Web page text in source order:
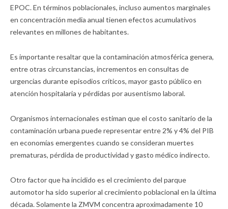
EPOC. En términos poblacionales, incluso aumentos marginales
en concentración media anual tienen efectos acumulativos
relevantes en millones de habitantes.
Es importante resaltar que la contaminación atmosférica genera,
entre otras circunstancias, incrementos en consultas de
urgencias durante episodios críticos, mayor gasto público en
atención hospitalaria y pérdidas por ausentismo laboral.
Organismos internacionales estiman que el costo sanitario de la
contaminación urbana puede representar entre 2% y 4% del PIB
en economías emergentes cuando se consideran muertes
prematuras, pérdida de productividad y gasto médico indirecto.
Otro factor que ha incidido es el crecimiento del parque
automotor ha sido superior al crecimiento poblacional en la última
década. Solamente la ZMVM concentra aproximadamente 10